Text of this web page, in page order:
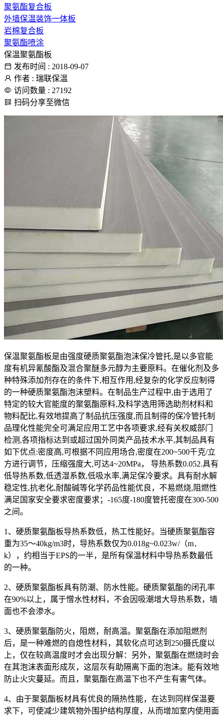
聚氨酯复合板
外墙保温装饰一体板
岩棉复合板
聚氨酯喷涂
保温聚氨酯板
发布时间 : 2018-09-07
作者 : 瑞联保温
访问数量 : 27192
扫码分享至微信
保温聚氨酯板是由强度硬质聚氨酯泡沫保冷管托,是以多官能
度有机异氰酸酯及混合聚醚多元醇为主要原料。在催化剂及多
种特殊添加剂存在的条件下,相互作用,经复杂的化学反应制得
的一种硬质聚氨酯泡沫塑料。在制品生产过程中,由于选用了
特定的较大官能度的聚氨酯原料,及科学选用筛选助剂材料和
物料配比,有效地提高了制品抗压强度,而且制得的保冷管托制
品理化性能完全可满足应用工艺中各项要求,经有关权威部门
检测,各项指标达到或超过国外同类产品技术水平,其制品具有
如下优点:密度高,可根据不同应用场合,密度在200~500千克/立
方进行调节，压缩强度大,可达4~20MPa， 导热系数0.052.具有
低导热系数,低透湿系数,低吸水率,满足保冷要求。具有耐水解
稳定性,抗老化,耐酸碱等化学药品性能优良，不易燃烧,阻燃性
满足国家安全要求密度要求；-165度-180度管托密度在300-500
之间。
1、硬质聚氨酯板导热系数低，热工性能好。当硬质聚氨酯容
重为35～40kg/m3时，导热系数仅为0.018g~0.023w/（m．
k），约相当于EPS的一半，是所有保温材料中导热系数最低
的一种。
2、硬质聚氨酯板具有防潮、防水性能。硬质聚氨酯的闭孔率
在90%以上，属于憎水性材料，不会因吸潮增大导热系数，墙
面也不会渗水。
3、硬质聚氨酯防火，阻燃，耐高温。聚氨酯在添加阻燃剂
后，是一种难燃的自熄性材料，其软化点可达到250摄氏度以
上，仅在较高温度时才会出现分解：另外，聚氨酯在燃烧时会
在其泡沫表面形成灰，这层灰有助隔离下面的泡沫。能有效地
防止火灾蔓延。而且，聚氨酯在高温下也不产生有害气体。
4、由于聚氨酯板材具有优良的隔热性能，在达到同样保温要
求下，可使减少建筑物外围护结构厚度，从而增加室内使用面